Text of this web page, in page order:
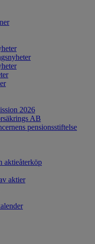
2026
AB
pensionsstiftelse
aktieåterköp
aktier